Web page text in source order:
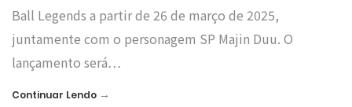
Ball Legends a partir de 26 de março de 2025,
juntamente com o personagem SP Majin Duu. O
lançamento será…
Continuar Lendo →